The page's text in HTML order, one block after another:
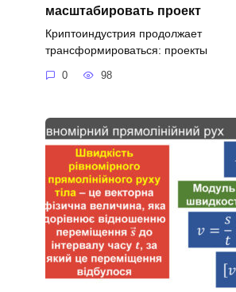
масштабировать проект
Криптоиндустрия продолжает
трансформироваться: проекты
0 98